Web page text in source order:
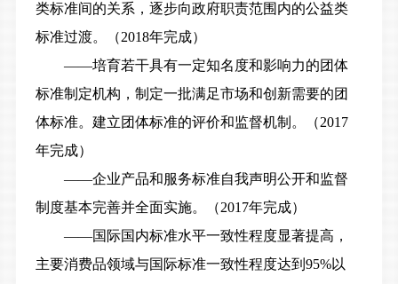
类标准间的关系，逐步向政府职责范围内的公益类
标准过渡。（2018年完成）
——培育若干具有一定知名度和影响力的团体
标准制定机构，制定一批满足市场和创新需要的团
体标准。建立团体标准的评价和监督机制。（2017
年完成）
——企业产品和服务标准自我声明公开和监督
制度基本完善并全面实施。（2017年完成）
——国际国内标准水平一致性程度显著提高，
主要消费品领域与国际标准一致性程度达到95%以